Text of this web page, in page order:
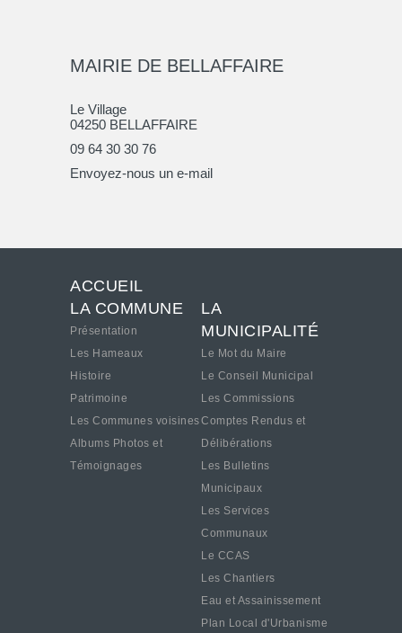
MAIRIE DE BELLAFFAIRE
Le Village
04250 BELLAFFAIRE
09 64 30 30 76
Envoyez-nous un e-mail
ACCUEIL
LA COMMUNE
Présentation
Les Hameaux
Histoire
Patrimoine
Les Communes voisines
Albums Photos et
Témoignages
LA
MUNICIPALITÉ
Le Mot du Maire
Le Conseil Municipal
Les Commissions
Comptes Rendus et
Délibérations
Les Bulletins
Municipaux
Les Services
Communaux
Le CCAS
Les Chantiers
Eau et Assainissement
Plan Local d'Urbanisme